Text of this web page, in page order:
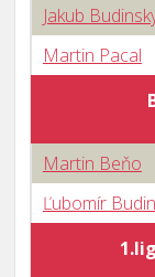
Jakub
Martin Pacal
Martin Beňo
Ľubomír